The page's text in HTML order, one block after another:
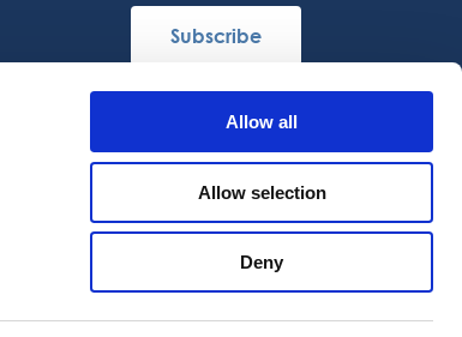
Allow all
Allow selection
Deny
Subscribe
Folgen Sie uns
DE